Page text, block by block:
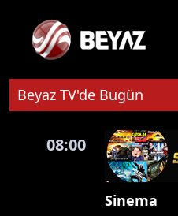
Beyaz TV'de Bugün
08:00
Sinema